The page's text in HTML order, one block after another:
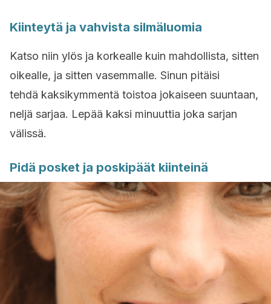
Kiinteytä ja vahvista silmäluomia
Katso niin ylös ja korkealle kuin mahdollista, sitten
oikealle, ja sitten vasemmalle. Sinun pitäisi
tehdä kaksikymmentä toistoa jokaiseen suuntaan,
neljä sarjaa. Lepää kaksi minuuttia joka sarjan
välissä.
Pidä posket ja poskipäät kiinteinä